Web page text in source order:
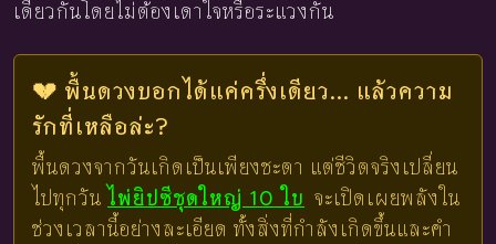
เดียวกันโดยไม่ต้องเดาใจหรือระแวงกัน
💔 พื้นดวงบอกได้แค่ครึ่งเดียว... แล้วความ
รักที่เหลือล่ะ?
พื้นดวงจากวันเกิดเป็นเพียงชะตา แต่ชีวิตจริงเปลี่ยน
ไปทุกวัน ไพ่ยิปซีชุดใหญ่ 10 ใบ จะเปิดเผยพลังใน
ช่วงเวลานี้อย่างละเอียด ทั้งสิ่งที่กำลังเกิดขึ้นและคำ